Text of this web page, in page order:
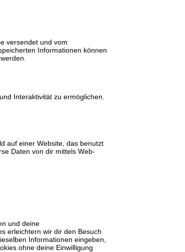
versendet und vom
Informationen können
Interaktivität zu ermöglichen.
auf einer Website, das benutzt
Daten von dir mittels Web-
und deine
erleichtern wir dir den Besuch
Informationen eingeben,
ohne deine Einwilligung